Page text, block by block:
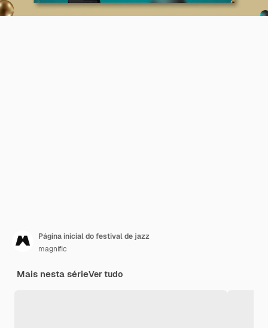
Página inicial do festival de jazz
magnific
Mais nesta sérieVer tudo